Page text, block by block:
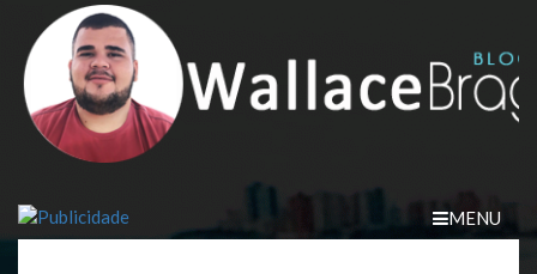
content
MENU